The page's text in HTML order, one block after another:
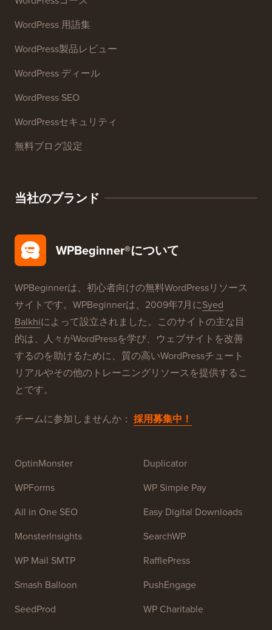
メール署名ジェネレーター
27以上の無料ビジネスツール
リソース
WordPressコース
WordPress 用語集
WordPress製品レビュー
WordPress SEO
無料ブログ設定
当社のブランド
WPBeginner®について
WPBeginnerは、初心者向けの無料WordPressリソース
Balkhiによって設立されました。このサイトの主な目
リアルやその他のトレーニングリソースを提供するこ
とです。
チームに参加しませんか： 採用募集中！
OptinMonster
WPForms
Duplicator
WP Simple Pay